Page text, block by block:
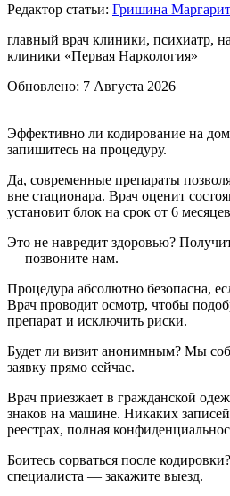
Редактор статьи: Гришина
главный врач клиники, психиатр,
клиники «Первая Наркология»
Обновлено: 7 Августа 2026
Эффективно ли кодирование на
запишитесь на процедуру.
Да, современные препараты
вне стационара. Врач оценит
установит блок на срок от 6
Это не навредит здоровью?
— позвоните нам.
Процедура абсолютно безопасна,
Врач проводит осмотр, чтобы
препарат и исключить риски.
Будет ли визит анонимным? Мы
заявку прямо сейчас.
Врач приезжает в гражданской
знаков на машине. Никаких
реестрах, полная
Боитесь сорваться после
специалиста — закажите выезд.